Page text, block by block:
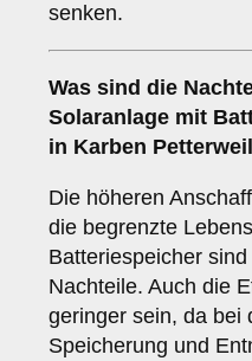
senken.
Was sind die
Solaranlage mit
in Karben
Die höheren
die begrenzte
Batteriespeicher
Nachteile. Auch die
geringer sein, da bei
Speicherung und